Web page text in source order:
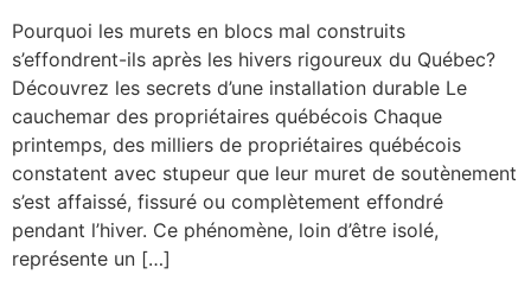
Pourquoi les murets en blocs mal construits
s’effondrent-ils après les hivers rigoureux du Québec?
Découvrez les secrets d’une installation durable Le
cauchemar des propriétaires québécois Chaque
printemps, des milliers de propriétaires québécois
constatent avec stupeur que leur muret de soutènement
s’est affaissé, fissuré ou complètement effondré
pendant l’hiver. Ce phénomène, loin d’être isolé,
représente un […]